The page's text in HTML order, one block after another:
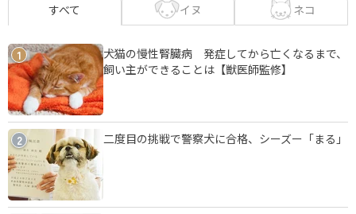
すべて イヌ ネコ
1
犬猫の慢性腎臓病 発症してから亡くなるまで、
飼い主ができることは【獣医師監修】
2 二度目の挑戦で警察犬に合格、シーズー「まる」